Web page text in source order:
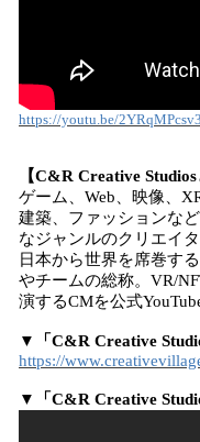
https://youtu.be/
【C&R Creative Studios
ゲーム、Web、映像、
建築、ファッションな
なジャンルのクリエイ
日本から世界を席巻す
やチームの総称。VR/
演するCMを公式
▼「C&R Creative
https://
▼「C&R Creative